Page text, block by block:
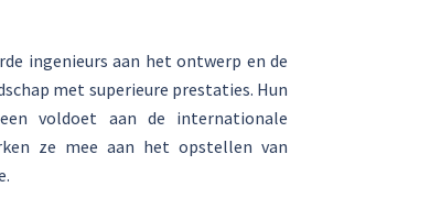
ingenieurs aan het ontwerp en de
met superieure prestaties. Hun
voldoet aan de internationale
ze mee aan het opstellen van